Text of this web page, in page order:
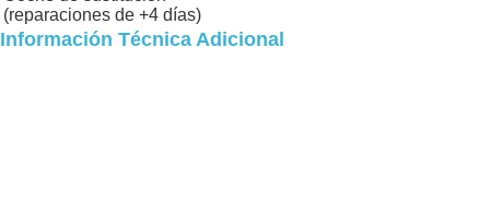
(reparaciones de +4 días)
Información Técnica Adicional